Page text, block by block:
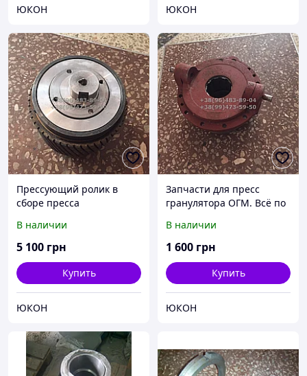
ЮКОН ЮКОН
Прессующий ролик в
сборе пресса
Роллер
В наличии
5 100 грн
Купить
ЮКОН
Запчасти для пресс
гранулятора ОГМ. Всё по
В наличии
1 600 грн
Купить
ЮКОН